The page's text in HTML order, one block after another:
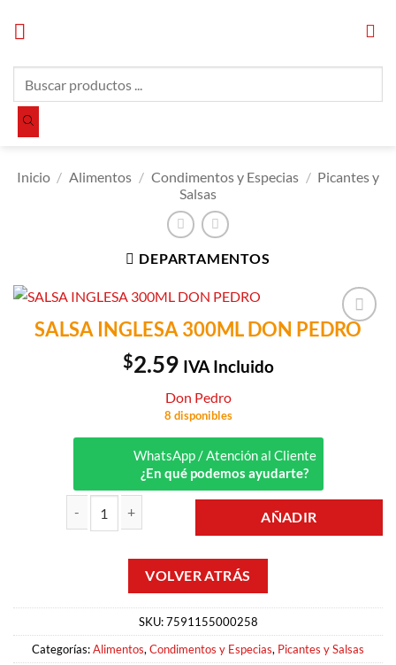
productos
Inicio / Alimentos / Condimentos y Especias / Picantes y
Salsas
DEPARTAMENTOS
Añadir a
SALSA INGLESA 300ML DON PEDRO
$2.59 IVA Incluido
Don Pedro
8 disponibles
WhatsApp / Atención al Cliente
¿En qué podemos ayudarte?
SALSA INGLESA 300ML DON PEDRO cantidad
AÑADIR
SKU:7591155000258
Categorías:Alimentos, Condimentos y Especias, Picantes y Salsas